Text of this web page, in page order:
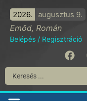
2026. augusztus 9.
Emőd, Román
Belépés / Regisztráció